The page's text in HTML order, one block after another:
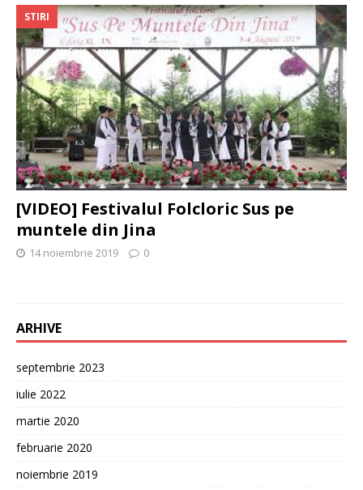
STIRI
[VIDEO] Festivalul Folcloric Sus pe
muntele din Jina
14 noiembrie 2019 0
ARHIVE
septembrie 2023
iulie 2022
martie 2020
februarie 2020
noiembrie 2019